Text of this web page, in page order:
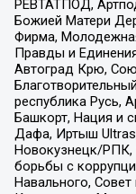
РЕВТАТПОД,
Божией Матери
Фирма,
Правды и
Автоград Крю,
республика Русь,
Башкорт, Нация и
Дафа, Иртыш
Новокузнецк/
борьбы с
Навального,